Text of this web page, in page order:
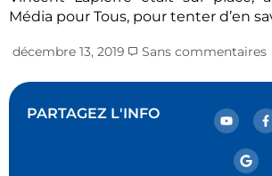
Média pour Tous, pour tenter d’en
décembre 13, 2019 Sans commentaires
PARTAGEZ L'INFO